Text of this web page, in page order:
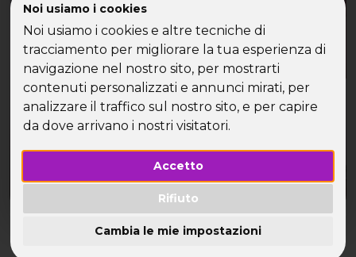
Noi usiamo i cookies
Noi usiamo i cookies e altre tecniche di
tracciamento per migliorare la tua esperienza di
navigazione nel nostro sito, per mostrarti
contenuti personalizzati e annunci mirati, per
analizzare il traffico sul nostro sito, e per capire
da dove arrivano i nostri visitatori.
Accetto
Rifiuto
Cambia le mie impostazioni
Viaggi Palinuro con
Speed Vacanze -
Vacanze per Single
Viaggi Palinuro con Speed Vacanze: vieni con noi in